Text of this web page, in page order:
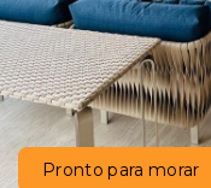
Pronto para morar